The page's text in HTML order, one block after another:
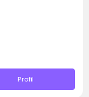
Profil